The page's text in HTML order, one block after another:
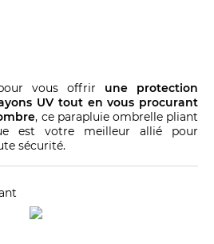
vous offrir une protection
UV tout en vous procurant
, ce parapluie ombrelle pliant
est votre meilleur allié pour
sécurité.